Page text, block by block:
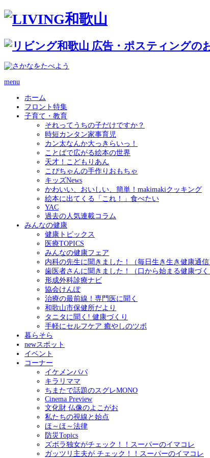
menu
ホーム
フロント特集
子育て・教育
それってうちの子だけですか？
時短カンタン家事育児
カン太なんか大っきらいっ！
ことばで広がる絵本の世界
天才！こどもりあん
こぴちゃんの手作りおもちゃ
キッズNews
かわいい、おいしい、簡単！makimakiクッキング
絵本に出てくる「これ！」食べたい
YAC
過去の人気連載コラム
みんなの健康
健康トピックス
医療TOPICS
みんなの健康フェア
内科の先生に聞きました！（毎日生き生き健康通信
歯医者さんに聞きました！（口から始まる健康づく
形成外科診療ナビ
協会けんぽ
治療の最前線！専門医に聞く
和歌山市保健所だより
タニタに聞く! 健康づくり
手軽にセルフケア 癒やしのツボ
暮らそら
newスポット
イベント
コーナー
イケメンパパ
キラリママ
ちまたで話題のスグレMONO
Cinema Preview
文化財 仏像のよこがお
私たちの視線と始点
ほ～ほ～法律
防災Topics
ズボラ独女がチェック！！スーパーのイマコレ
ガッツリ主夫が チェック！！スーパーのイマコレ